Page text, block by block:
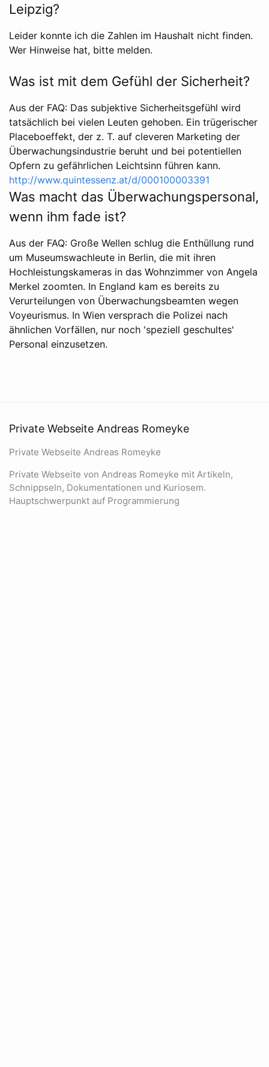
Leipzig?
Leider konnte ich die Zahlen im Haushalt nicht finden.
Wer Hinweise hat, bitte melden.
Was ist mit dem Gefühl der Sicherheit?
Aus der FAQ: Das subjektive Sicherheitsgefühl wird
tatsächlich bei vielen Leuten gehoben. Ein trügerischer
Placeboeffekt, der z. T. auf cleveren Marketing der
Überwachungsindustrie beruht und bei potentiellen
Opfern zu gefährlichen Leichtsinn führen kann.
http://www.quintessenz.at/d/000100003391
Was macht das Überwachungspersonal,
wenn ihm fade ist?
Aus der FAQ: Große Wellen schlug die Enthüllung rund
um Museumswachleute in Berlin, die mit ihren
Hochleistungskameras in das Wohnzimmer von Angela
Merkel zoomten. In England kam es bereits zu
Verurteilungen von Überwachungsbeamten wegen
Voyeurismus. In Wien versprach die Polizei nach
ähnlichen Vorfällen, nur noch 'speziell geschultes'
Personal einzusetzen.
Private Webseite Andreas Romeyke
Private Webseite Andreas Romeyke
Private Webseite von Andreas Romeyke mit Artikeln,
Schnippseln, Dokumentationen und Kuriosem.
Hauptschwerpunkt auf Programmierung